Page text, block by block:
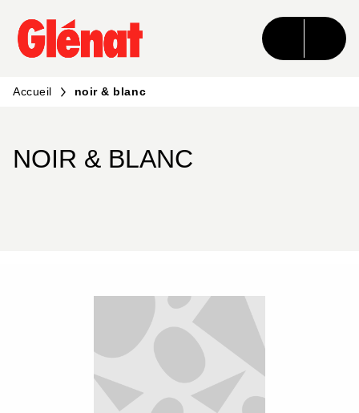
MENU RECHERCHE CONTENU
PIED DE PAGE
Accueil noir & blanc
NOIR & BLANC